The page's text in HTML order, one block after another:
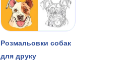
Розмальовки собак
для друку